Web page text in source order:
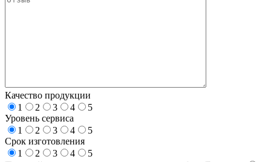
Качество продукции
1
2 3 4
5
Уровень сервиса
1
2 3 4
5
Срок изготовления
1
2 3 4
5